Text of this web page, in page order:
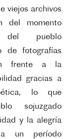
viejos archivos
del momento
pueblo
de fotografías
frente a la
gracias a
lo que
sojuzgado
y la alegría
un período